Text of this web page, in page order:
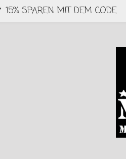
15% SPAREN MIT DEM CODE